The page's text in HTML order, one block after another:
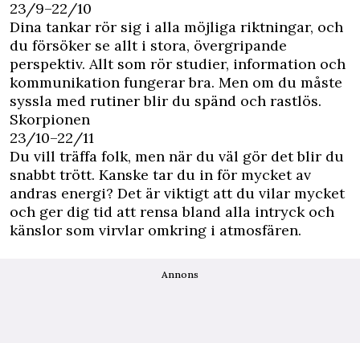
23/9–22/10
Dina tankar rör sig i alla möjliga riktningar, och
du försöker se allt i stora, övergripande
perspektiv. Allt som rör studier, information och
kommunikation fungerar bra. Men om du måste
syssla med rutiner blir du spänd och rastlös.
Skorpionen
23/10–22/11
Du vill träffa folk, men när du väl gör det blir du
snabbt trött. Kanske tar du in för mycket av
andras energi? Det är viktigt att du vilar mycket
och ger dig tid att rensa bland alla intryck och
känslor som virvlar omkring i atmosfären.
Annons